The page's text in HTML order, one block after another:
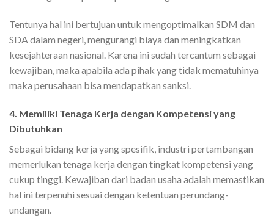
Tentunya hal ini bertujuan untuk mengoptimalkan SDM dan
SDA dalam negeri, mengurangi biaya dan meningkatkan
kesejahteraan nasional. Karena ini sudah tercantum sebagai
kewajiban, maka apabila ada pihak yang tidak mematuhinya
maka perusahaan bisa mendapatkan sanksi.
4. Memiliki Tenaga Kerja dengan Kompetensi yang
Dibutuhkan
Sebagai bidang kerja yang spesifik, industri pertambangan
memerlukan tenaga kerja dengan tingkat kompetensi yang
cukup tinggi. Kewajiban dari badan usaha adalah memastikan
hal ini terpenuhi sesuai dengan ketentuan perundang-
undangan.